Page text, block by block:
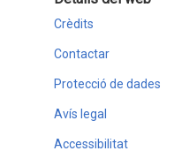
Crèdits
Contactar
Protecció de dades
Avís legal
Accessibilitat